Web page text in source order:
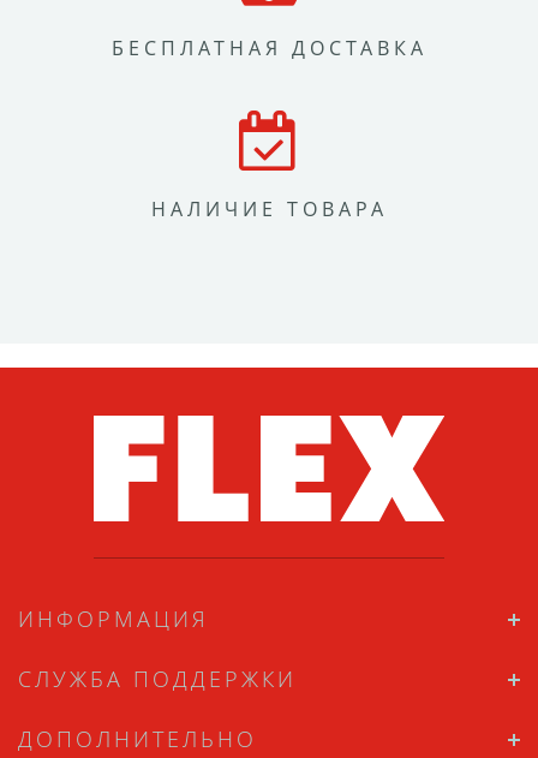
БЕСПЛАТНАЯ ДОСТАВКА
НАЛИЧИЕ ТОВАРА
ИНФОРМАЦИЯ
СЛУЖБА ПОДДЕРЖКИ
ДОПОЛНИТЕЛЬНО